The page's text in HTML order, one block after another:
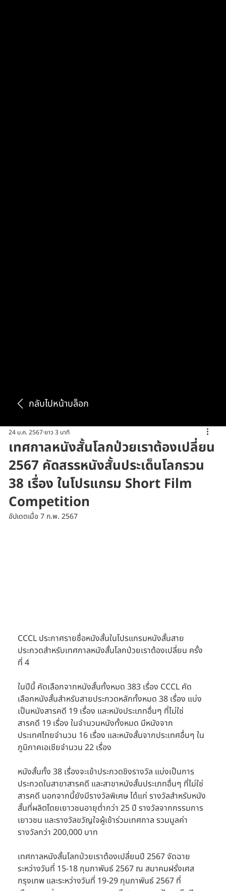
กลับไปหน้าบล็อก
เทศกาลหนังสั้นโลกป่วยเราต้องเปลี่ยน
2567 คัดสรรหนังสั้นประเด็นโลกรวน
38 เรื่อง ในโปรแกรม Short Film
Competition
24 ม.ค. 2567 ยาว 3 นาที
อัปเดตเมื่อ7 ก.พ. 2567
CCCL ประกาศรายชื่อหนังสั้นในโปรแกรมหนังสั้นสาย
ประกวดสำหรับเทศกาลหนังสั้นโลกป่วยเราต้องเปลี่ยน ครั้ง
ที่ 4
ในปีนี้ คัดเลือกจากหนังสั้นทั้งหมด 383 เรื่อง CCCL คัด
เลือกหนังสั้นสำหรับสายประกวดหลักทั้งหมด 38 เรื่อง แบ่ง
เป็นหนังสารคดี 19 เรื่อง และหนังประเภทอื่นๆ ที่ไม่ใช่
สารคดี 19 เรื่อง ในจำนวนหนังทั้งหมด มีหนังจาก
ประเทศไทยจำนวน 16 เรื่อง และหนังสั้นจากประเทศอื่นๆ ใน
ภูมิภาคเอเชียจำนวน 22 เรื่อง
หนังสั้นทั้ง 38 เรื่องจะเข้าประกวดชิงรางวัล แบ่งเป็นการ
ประกวดในสาขาสารคดี และสาขาหนังสั้นประเภทอื่นๆ ที่ไม่ใช่
สารคดี นอกจากนี้ยังมีรางวัลพิเศษ ได้แก่ รางวัลสำหรับหนัง
สั้นที่ผลิตโดยเยาวชนอายุต่ำกว่า 25 ปี รางวัลจากกรรมการ
เยาวชน และรางวัลขวัญใจผู้เข้าร่วมเทศกาล รวมมูลค่า
รางวัลกว่า 200,000 บาท
เทศกาลหนังสั้นโลกป่วยเราต้องเปลี่ยนปี 2567 จัดฉาย
ระหว่างวันที่ 15-18 กุมภาพันธ์ 2567 ณ สมาคมฝรั่งเศส
กรุงเทพ และระหว่างวันที่ 19-29 กุมภาพันธ์ 2567 ที่